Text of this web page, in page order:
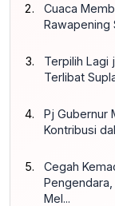
Cuaca
Rawapening
Terpilih Lagi
Terlibat
Pj Gubernur
Kontribusi
Cegah
Mel...